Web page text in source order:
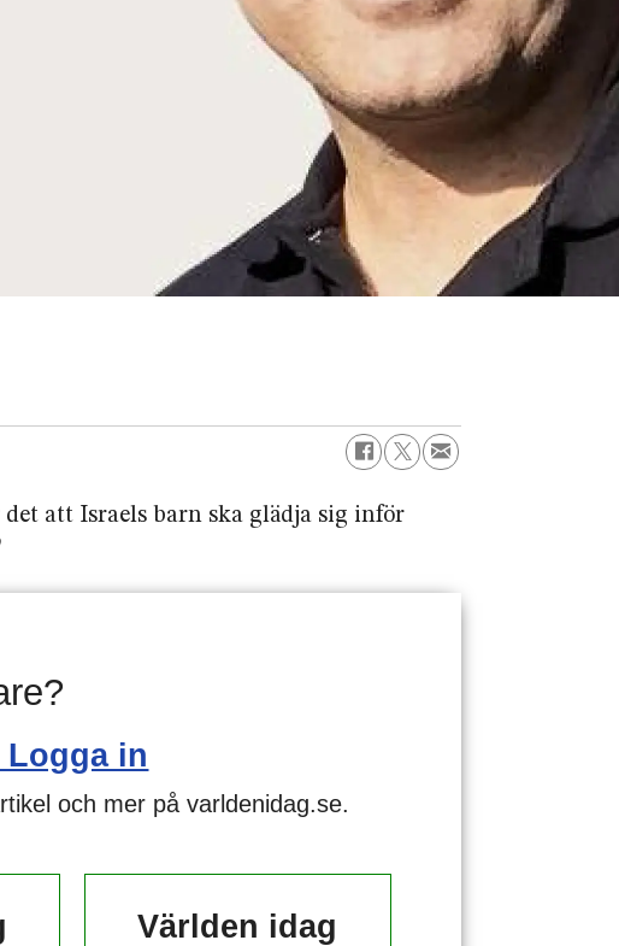
att Israels barn ska glädja sig inför
Logga in
och mer på varldenidag.se.
Världen idag